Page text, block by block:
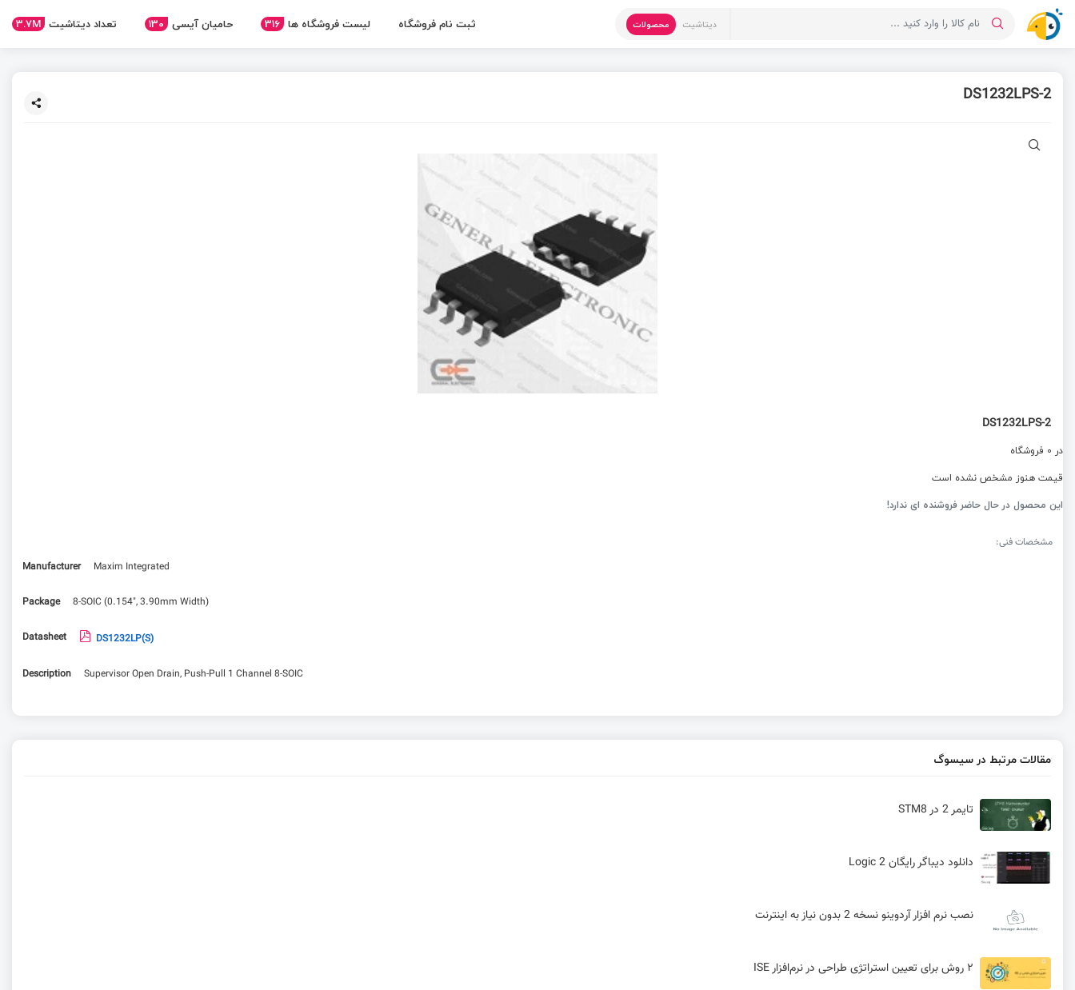
دیتاشیت محصولات ثبت نام فروشگاه لیست فروشگاه ها 316 حامیان آیسی 130 تعداد دیتاشیت 3.7M
DS1232LPS-2
DS1232LPS-2
در 0 فروشگاه
قیمت هنوز مشخص نشده است
این محصول در حال حاضر فروشنده ای ندارد!
مشخصات فنی:
Manufacturer
Maxim Integrated
Package 8-SOIC (0.154", 3.90mm Width)
Datasheet DS1232LP(S)
Description Supervisor Open Drain, Push-Pull 1 Channel 8-SOIC
مقالات مرتبط در سیسوگ
تایمر 2 در STM8
دانلود دیباگر رایگان Logic 2
نصب نرم افزار آردوینو نسخه 2 بدون نیاز به اینترنت
۲ روش برای تعیین استراتژی طراحی در نرم‌افزار ISE